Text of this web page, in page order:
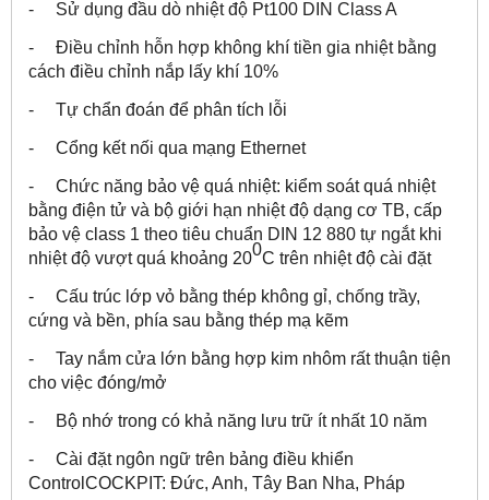
- Sử dụng đầu dò nhiệt độ Pt100 DIN Class A
- Điều chỉnh hỗn hợp không khí tiền gia nhiệt bằng
cách điều chỉnh nắp lấy khí 10%
- Tự chẩn đoán để phân tích lỗi
- Cổng kết nối qua mạng Ethernet
- Chức năng bảo vệ quá nhiệt: kiểm soát quá nhiệt
bằng điện tử và bộ giới hạn nhiệt độ dạng cơ TB, cấp
bảo vệ class 1 theo tiêu chuẩn DIN 12 880 tự ngắt khi
nhiệt độ vượt quá khoảng 200C trên nhiệt độ cài đặt
- Cấu trúc lớp vỏ bằng thép không gỉ, chống trầy,
cứng và bền, phía sau bằng thép mạ kẽm
- Tay nắm cửa lớn bằng hợp kim nhôm rất thuận tiện
cho việc đóng/mở
- Bộ nhớ trong có khả năng lưu trữ ít nhất 10 năm
- Cài đặt ngôn ngữ trên bảng điều khiển
ControlCOCKPIT: Đức, Anh, Tây Ban Nha, Pháp